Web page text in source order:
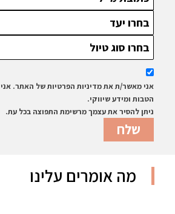
אני מאשר/ת את מדיניות הפרטיות של האתר.
הטבות ומידע שיווקי.
ניתן להסיר את עצמך מרשימת התפוצה בכל עת.
מה אומרים עלינו